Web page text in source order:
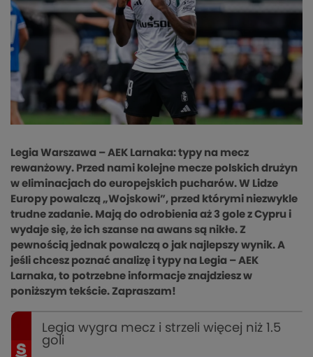
Legia Warszawa – AEK Larnaka: typy na mecz
rewanżowy. Przed nami kolejne mecze polskich drużyn
w eliminacjach do europejskich pucharów. W Lidze
Europy powalczą „Wojskowi”, przed którymi niezwykle
trudne zadanie. Mają do odrobienia aż 3 gole z Cypru i
wydaje się, że ich szanse na awans są nikłe. Z
pewnością jednak powalczą o jak najlepszy wynik. A
jeśli chcesz poznać analizę i typy na Legia – AEK
Larnaka, to potrzebne informacje znajdziesz w
poniższym tekście. Zapraszam!
Legia wygra mecz i strzeli więcej niż 1.5
goli